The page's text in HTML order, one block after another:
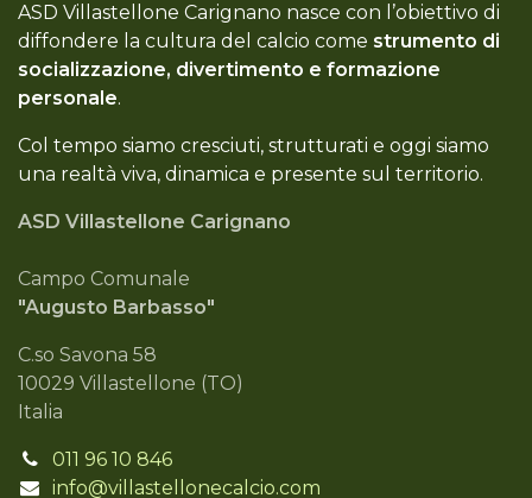
ASD Villastellone Carignano nasce con l’obiettivo di
diffondere la cultura del calcio come strumento di
socializzazione, divertimento e formazione
personale.
Col tempo siamo cresciuti, strutturati e oggi siamo
una realtà viva, dinamica e presente sul territorio.
ASD Villastellone Carignano
Campo Comunale
"Augusto Barbasso"
C.so Savona 58
10029 Villastellone (TO)
Italia
011 96 10 846
info@villastellonecalcio.com